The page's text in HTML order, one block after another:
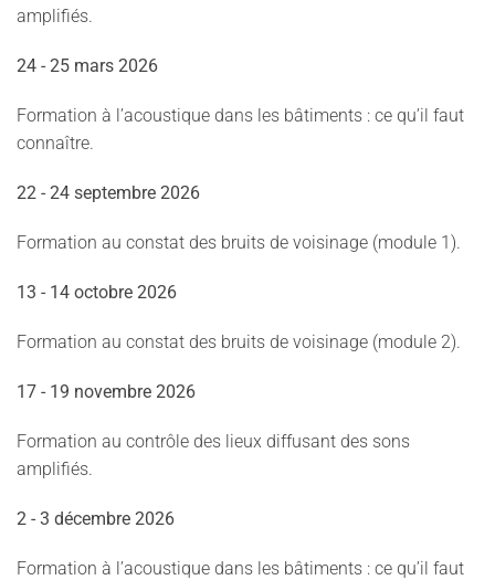
amplifiés.
24 - 25 mars 2026
Formation à l’acoustique dans les bâtiments : ce qu’il faut
connaître.
22 - 24 septembre 2026
Formation au constat des bruits de voisinage (module 1).
13 - 14 octobre 2026
Formation au constat des bruits de voisinage (module 2).
17 - 19 novembre 2026
Formation au contrôle des lieux diffusant des sons
amplifiés.
2 - 3 décembre 2026
Formation à l’acoustique dans les bâtiments : ce qu’il faut